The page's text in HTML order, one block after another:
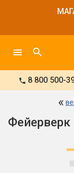
8 800 500-
«